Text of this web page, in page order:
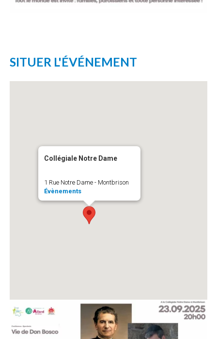
SITUER L'ÉVÉNEMENT
Collégiale Notre Dame
1 Rue Notre Dame - Montbrison
Évènements